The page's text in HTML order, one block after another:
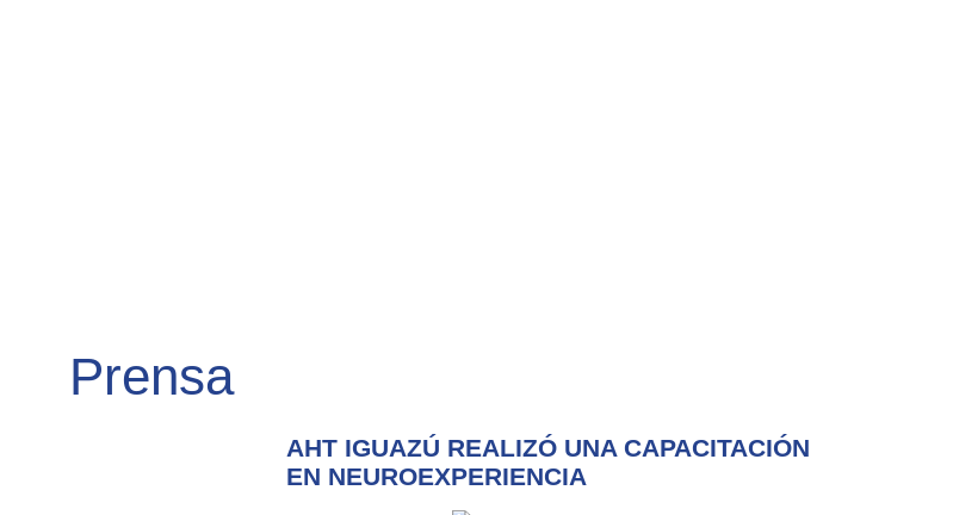
Prensa
AHT IGUAZÚ REALIZÓ UNA CAPACITACIÓN
EN NEUROEXPERIENCIA